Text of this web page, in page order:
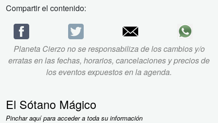
Compartir el contenido:
Planeta Cierzo no se responsabiliza de los cambios y/o
erratas en las fechas, horarios, cancelaciones y precios de
los eventos expuestos en la agenda.
El Sótano Mágico
Pinchar aquí para acceder a toda su información